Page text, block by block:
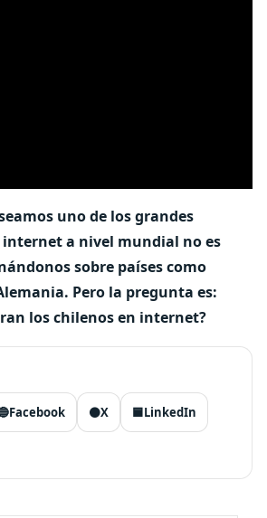
uno de los grandes
a nivel mundial no es
sobre países como
Pero la pregunta es:
los chilenos en internet?
Facebook ⚫X 🟦LinkedIn